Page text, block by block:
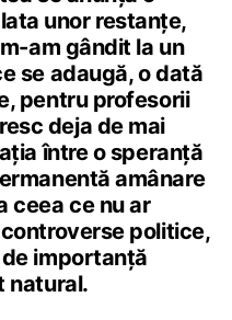
unor restanțe,
am gândit la un
se adaugă, o dată
pentru profesorii
deja de mai
între o speranță
amânare
ceea ce nu ar
politice,
importanță
natural.